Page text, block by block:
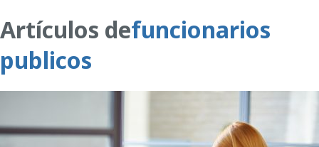
Artículos defuncionarios
publicos